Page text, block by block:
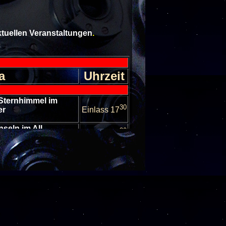
Veranstaltungen.
Uhrzeit
im
Einlass 1730
im All
Einlass 1730
im
Einlass 17 30
in unserem
im Oktober